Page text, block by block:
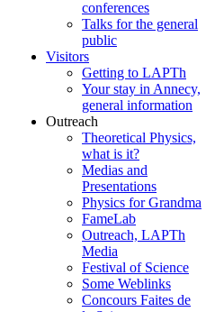
conferences
Talks for the general
public
Visitors
Getting to LAPTh
Your stay in Annecy,
general information
Outreach
Theoretical Physics,
what is it?
Medias and
Presentations
Physics for Grandma
FameLab
Outreach, LAPTh
Media
Festival of Science
Some Weblinks
Concours Faites de